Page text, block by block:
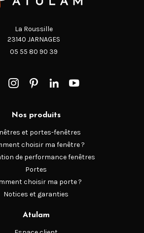
La Roussille
23140 JARNAGES
05 55 80 90 39
Nos produits
et portes-fenêtres
choisir ma fenêtre ?
de performance fenêtres
Portes
choisir ma porte ?
Notices et garanties
Atulam